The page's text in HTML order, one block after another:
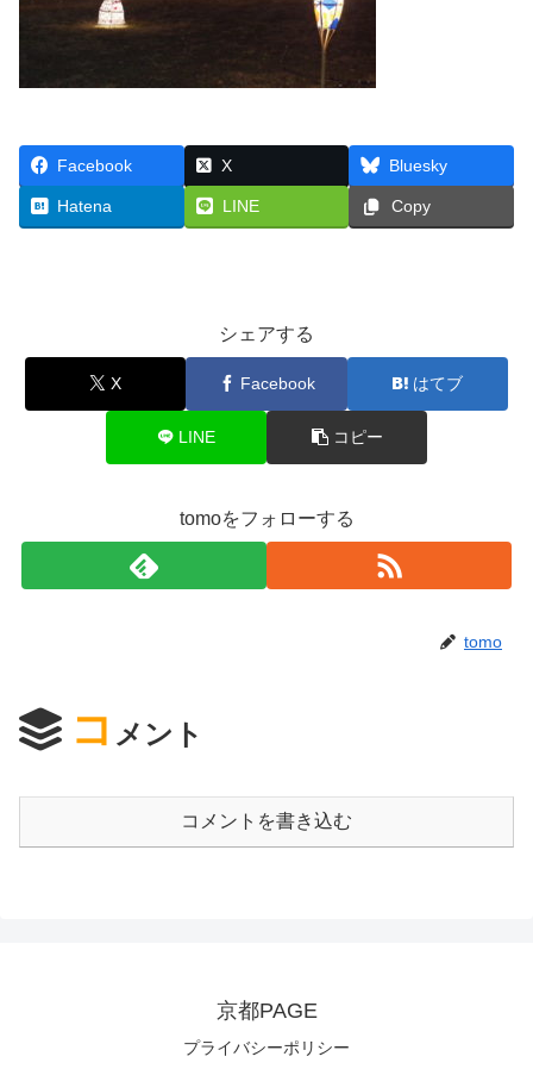
Facebook X Bluesky
Hatena LINE Copy
シェアする
X Facebook はてブ
LINE コピー
tomoをフォローする
tomo
コ メント
コメントを書き込む
京都PAGE
プライバシーポリシー